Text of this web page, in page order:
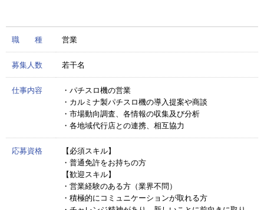
職 種 営業
募集人数 若干名
仕事内容
・パチスロ機の営業
・カルミナ製パチスロ機の導入提案や商談
・市場動向調査、各情報の収集及び分析
・各地域代行店との連携、相互協力
応募資格
【必須スキル】
・普通免許をお持ちの方
【歓迎スキル】
・営業経験のある方（業界不問）
・積極的にコミュニケーションが取れる方